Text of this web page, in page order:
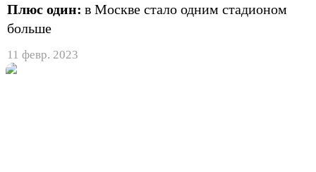
Плюс один: в Москве стало одним стадионом
больше
11 февр. 2023